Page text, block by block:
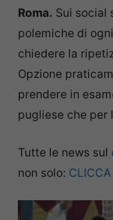
Roma. Sui social
polemiche di
chiedere la
Opzione
prendere in
pugliese che per
Tutte le news sul
non solo: